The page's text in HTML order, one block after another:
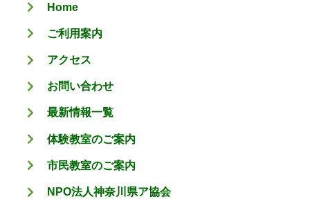
ー
Home
ご利用案内
アクセス
お問い合わせ
最新情報一覧
体験教室のご案内
市民教室のご案内
NPO法人神奈川県ア協会